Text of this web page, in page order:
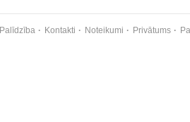
Palīdzība Kontakti Noteikumi Privātums